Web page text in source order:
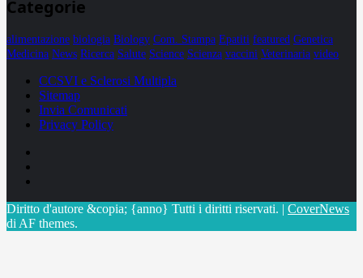
Categorie
alimentazione biologia Biology Com. Stampa Epatiti featured Genetica
Medicina News Ricerca Salute Science Scienza vaccini Veterinaria video
CCSVI e Sclerosi Multipla
Sitemap
Invia Comunicati
Privacy Policy
Diritto d'autore &copia; {anno} Tutti i diritti riservati. | CoverNews
di AF themes.